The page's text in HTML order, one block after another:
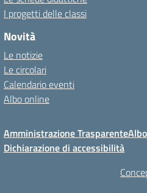
I progetti delle classi
Novità
Le notizie
Le circolari
Calendario eventi
Albo online
Amministrazione Trasparente
Dichiarazione di accessibilità